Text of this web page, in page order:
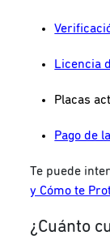
Licencia
Placas
Pago de
Te puede
y Cómo te
¿Cuánto